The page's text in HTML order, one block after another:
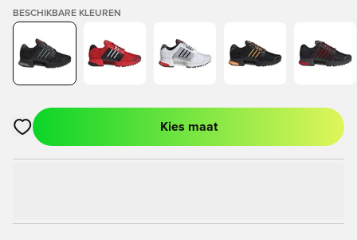
BESCHIKBARE KLEUREN
Opent een venster om in te loggen of je aan te melden als lid
Kies maat